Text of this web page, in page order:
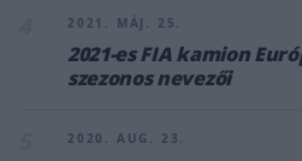
2021. MÁJ. 25.
2021-es FIA kamion
szezonos nevezői
2020. AUG. 23.